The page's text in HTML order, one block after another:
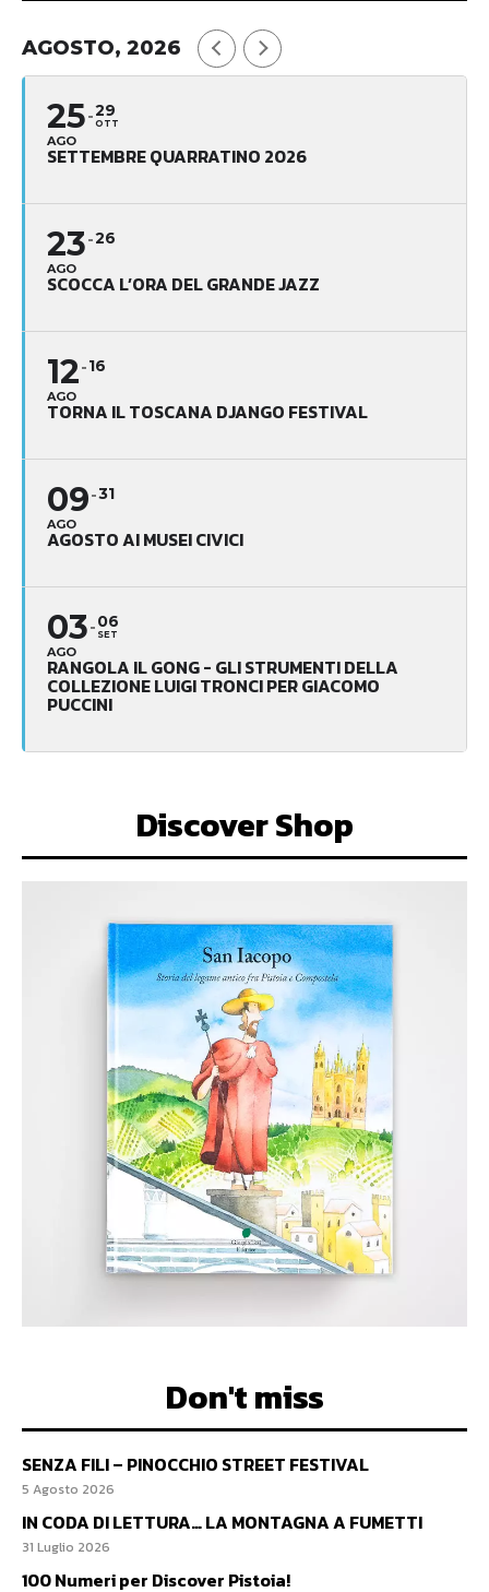
AGOSTO, 2026
25
AGO
29
OTT
SETTEMBRE QUARRATINO 2026
23
AGO
26
SCOCCA L’ORA DEL GRANDE JAZZ
12
AGO
16
TORNA IL TOSCANA DJANGO FESTIVAL
09
AGO
31
AGOSTO AI MUSEI CIVICI
03
AGO
06
SET
RANGOLA IL GONG - GLI STRUMENTI DELLA
COLLEZIONE LUIGI TRONCI PER GIACOMO
PUCCINI
Discover Shop
Don't miss
SENZA FILI – PINOCCHIO STREET FESTIVAL
5 Agosto 2026
IN CODA DI LETTURA… LA MONTAGNA A FUMETTI
31 Luglio 2026
100 Numeri per Discover Pistoia!